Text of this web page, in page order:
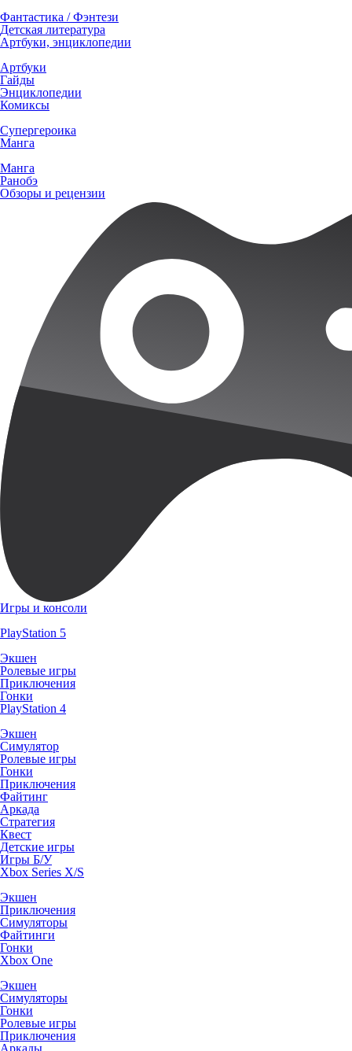
Фантастика / Фэнтези
Детская литература
Артбуки, энциклопедии
Артбуки
Гайды
Энциклопедии
Комиксы
Супергероика
Манга
Манга
Ранобэ
Обзоры и рецензии
Игры и консоли
PlayStation 5
Экшен
Ролевые игры
Приключения
Гонки
PlayStation 4
Экшен
Симулятор
Ролевые игры
Гонки
Приключения
Файтинг
Аркада
Стратегия
Квест
Детские игры
Игры Б/У
Xbox Series X/S
Экшен
Приключения
Симуляторы
Файтинги
Гонки
Xbox One
Экшен
Симуляторы
Гонки
Ролевые игры
Приключения
Аркады